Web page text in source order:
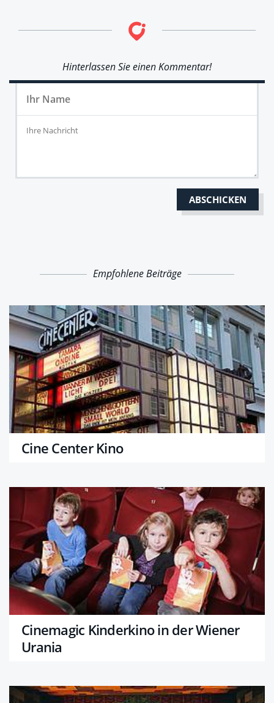
Hinterlassen Sie einen Kommentar!
Empfohlene Beiträge
Cine Center Kino
Cinemagic Kinderkino in der Wiener
Urania